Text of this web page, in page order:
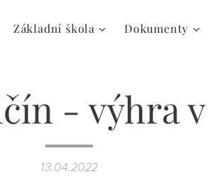
Základní škola Dokumenty
- výhra
13.04.2022